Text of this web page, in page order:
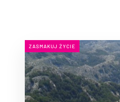
ZASMAKUJ ŻYCIE